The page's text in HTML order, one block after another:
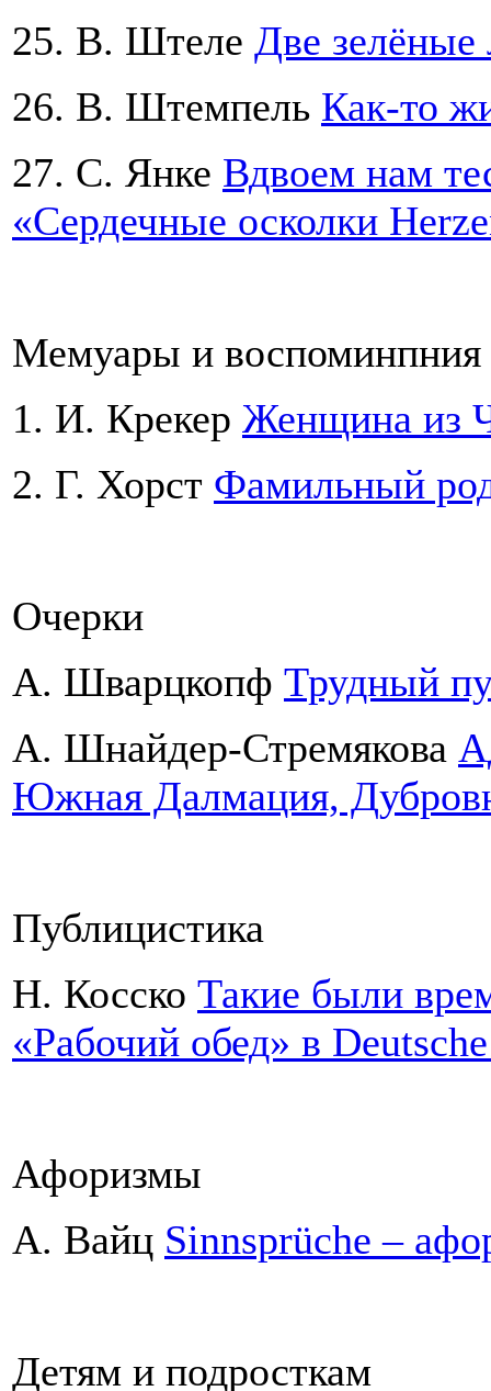
25. B. Штеле Две зелёные
26. B. Штемпель Как-то
27. С. Янке Вдвоем нам
«Сердечные осколки
Мемуары и воспоминпния
1. И. Крекер Женщина из
2. Г. Хорст Фамильный
Очерки
А. Шварцкопф Трудный
А. Шнайдер-Стремякова
Южная Далмация,
Публицистика
Н. Косско Такие были
«Рабочий обед» в
Афоризмы
А. Вайц Sinnsprüche –
Детям и подросткам